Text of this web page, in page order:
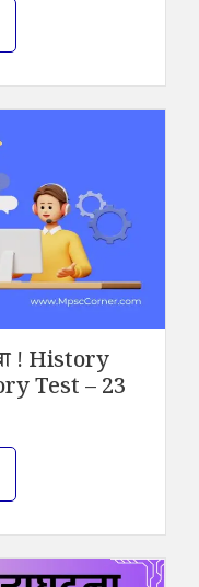
! History
Test – 23